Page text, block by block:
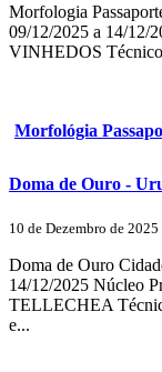
Morfologia
09/12/2025 a 14/12/
VINHEDOS
Morfológia
Doma de Ouro -
10 de Dezembro de 2025
Doma de Ouro
14/12/2025 Núcleo
TELLECHEA
e...